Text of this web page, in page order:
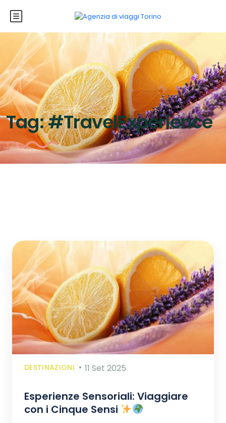
Tag:#TravelExperience
DESTINAZIONI 11 Set 2025
Esperienze Sensoriali: Viaggiare
con i Cinque Sensi